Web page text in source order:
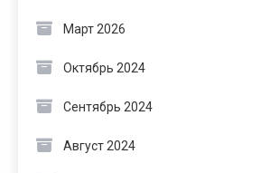
Март 2026
Октябрь 2024
Сентябрь 2024
Август 2024